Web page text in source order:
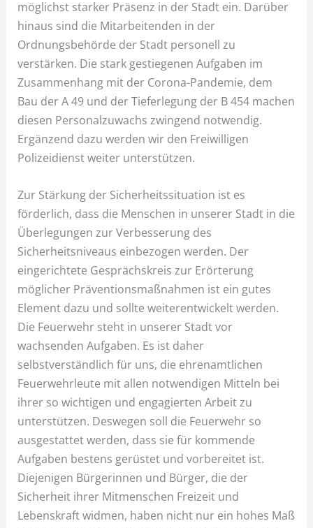
möglichst starker Präsenz in der Stadt ein. Darüber
hinaus sind die Mitarbeitenden in der
Ordnungsbehörde der Stadt personell zu
verstärken. Die stark gestiegenen Aufgaben im
Zusammenhang mit der Corona-Pandemie, dem
Bau der A 49 und der Tieferlegung der B 454 machen
diesen Personalzuwachs zwingend notwendig.
Ergänzend dazu werden wir den Freiwilligen
Polizeidienst weiter unterstützen.
Zur Stärkung der Sicherheitssituation ist es
förderlich, dass die Menschen in unserer Stadt in die
Überlegungen zur Verbesserung des
Sicherheitsniveaus einbezogen werden. Der
eingerichtete Gesprächskreis zur Erörterung
möglicher Präventionsmaßnahmen ist ein gutes
Element dazu und sollte weiterentwickelt werden.
Die Feuerwehr steht in unserer Stadt vor
wachsenden Aufgaben. Es ist daher
selbstverständlich für uns, die ehrenamtlichen
Feuerwehrleute mit allen notwendigen Mitteln bei
ihrer so wichtigen und engagierten Arbeit zu
unterstützen. Deswegen soll die Feuerwehr so
ausgestattet werden, dass sie für kommende
Aufgaben bestens gerüstet und vorbereitet ist.
Diejenigen Bürgerinnen und Bürger, die der
Sicherheit ihrer Mitmenschen Freizeit und
Lebenskraft widmen, haben nicht nur ein hohes Maß